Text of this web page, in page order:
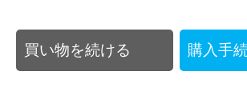
買い物を続ける 購入手